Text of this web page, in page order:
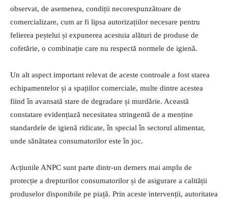
observat, de asemenea, condiții necorespunzătoare de
comercializare, cum ar fi lipsa autorizațiilor necesare pentru
felierea peștelui și expunerea acestuia alături de produse de
cofetărie, o combinație care nu respectă normele de igienă.
Un alt aspect important relevat de aceste controale a fost starea
echipamentelor și a spațiilor comerciale, multe dintre acestea
fiind în avansată stare de degradare și murdărie. Această
constatare evidențiază necesitatea stringentă de a menține
standardele de igienă ridicate, în special în sectorul alimentar,
unde sănătatea consumatorilor este în joc.
Acțiunile ANPC sunt parte dintr-un demers mai amplu de
protecție a drepturilor consumatorilor și de asigurare a calității
produselor disponibile pe piață. Prin aceste intervenții, autoritatea